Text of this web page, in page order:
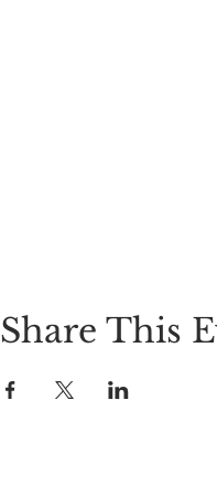
Share This